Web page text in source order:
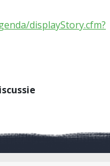
displayStory.cfm?